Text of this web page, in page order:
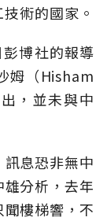
術的國家。
博社的報導
姆（Hisham
，並未與中
息恐非無中
分析，去年
樓梯響，不